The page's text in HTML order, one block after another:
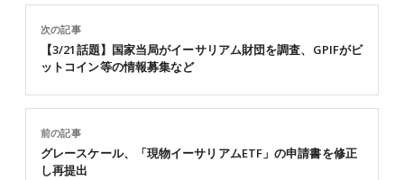
前の記事
グレースケール、「現物イーサリアムETF」の申請書を修正
し再提出
次の記事
【3/21話題】国家当局がイーサリアム財団を調査、GPIFがビ
ットコイン等の情報募集など